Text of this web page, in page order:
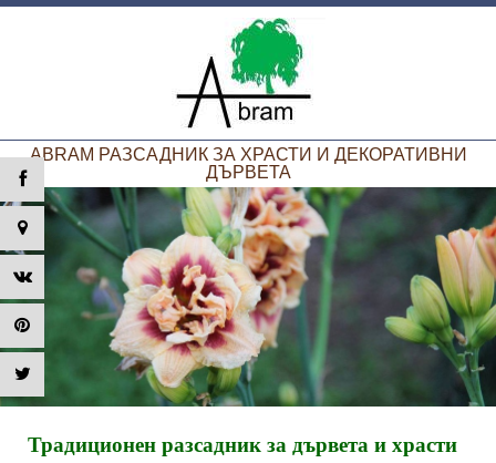
ABRAM РАЗСАДНИК ЗА ХРАСТИ И ДЕКОРАТИВНИ
ДЪРВЕТА
Традиционен разсадник за дървета и храсти